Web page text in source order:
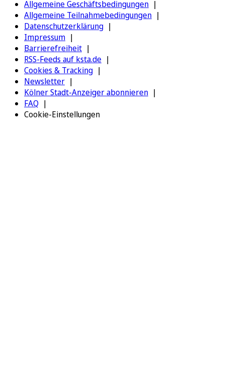
Allgemeine Geschäftsbedingungen
Allgemeine Teilnahmebedingungen
Datenschutzerklärung
Impressum
Barrierefreiheit
RSS-Feeds auf ksta.de
Cookies & Tracking
Newsletter
Kölner Stadt-Anzeiger abonnieren
FAQ
Cookie-Einstellungen